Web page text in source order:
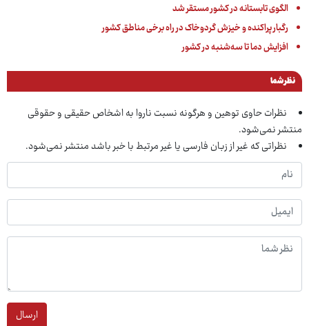
الگوی تابستانه در کشور مستقر شد
رگبار پراکنده و خیزش گردوخاک در راه برخی مناطق کشور
افزایش دما تا سه‌شنبه در کشور
نظر شما
نظرات حاوی توهین و هرگونه نسبت ناروا به اشخاص حقیقی و حقوقی
منتشر نمی‌شود.
نظراتی که غیر از زبان فارسی یا غیر مرتبط با خبر باشد منتشر نمی‌شود.
ارسال